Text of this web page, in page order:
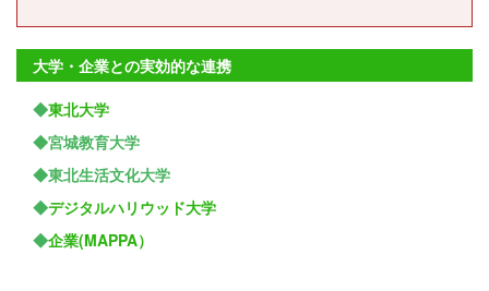
大学・企業との実効的な連携
◆東北大学
◆宮城教育大学
◆東北生活文化大学
◆デジタルハリウッド大学
◆企業(MAPPA）